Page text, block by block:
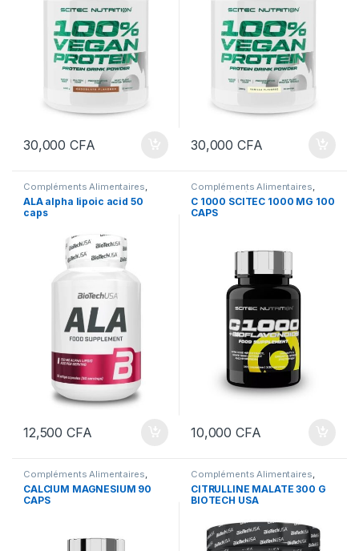
30,000CFA 30,000CFA
Compléments Alimentaires,
Nutrition sportive Vitamines et
sels minéraux,Vitamines et sels
minéraux
ALA alpha lipoic acid 50
caps
12,500CFA
Compléments Alimentaires,
Immunité & énergie, Nutrition
sportive ,Vitamines et sels
minéraux
C 1000 SCITEC 1000 MG 100
CAPS
10,000CFA
Compléments Alimentaires,
Nutrition sportive ,Vitamines et
sels minéraux,Vitamines et sels
minéraux
CALCIUM MAGNESIUM 90
CAPS
Compléments Alimentaires,
Nutrition sportive , Vitamines et
sels minéraux,Vitamines et sels
minéraux
CITRULLINE MALATE 300 G
BIOTECH USA